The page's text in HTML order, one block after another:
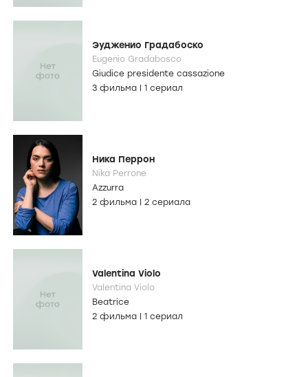
Эудженио Градабоско
Eugenio Gradabosco
Giudice presidente cassazione
3 фильма
1 сериал
Ника Перрон
Nika Perrone
Azzurra
2 фильма
2 сериала
Valentina Violo
Valentina Violo
Beatrice
2 фильма
1 сериал